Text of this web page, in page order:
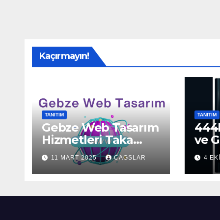
Kaçırmayın!
TANITIM
Gebze Web Tasarım
Hizmetleri Taka
Bilişim’de!
11 MART 2025 CAGSLAR
TANITIM
ve
4